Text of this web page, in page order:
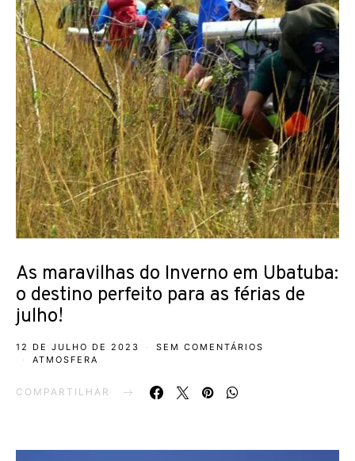
As maravilhas do Inverno em Ubatuba:
o destino perfeito para as férias de
julho!
12 DE JULHO DE 2023
SEM COMENTÁRIOS
ATMOSFERA
COMPARTILHAR